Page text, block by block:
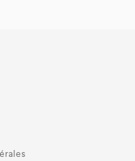
(12)
artisanale et industrielle
et de
de l'administration et vie